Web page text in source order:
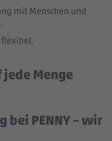
mit Menschen und
flexibel.
jede Menge
PENNY – wir